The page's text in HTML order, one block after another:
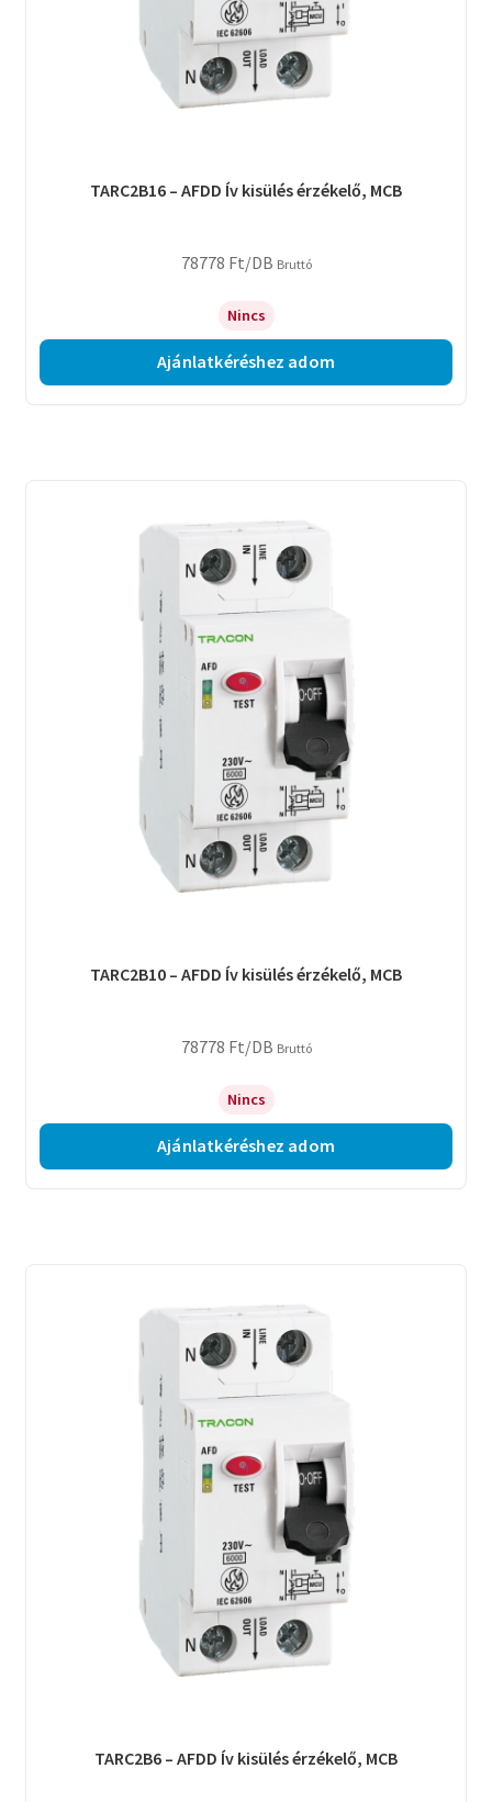
TARC2B16 – AFDD Ív kisülés érzékelő, MCB
78778 Ft/DB Bruttó
Nincs
Ajánlatkéréshez adom
TARC2B10 – AFDD Ív kisülés érzékelő, MCB
78778 Ft/DB Bruttó
Nincs
Ajánlatkéréshez adom
TARC2B6 – AFDD Ív kisülés érzékelő, MCB